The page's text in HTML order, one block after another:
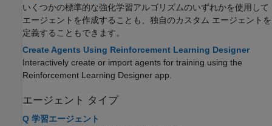
いくつかの標準的な強化学習アルゴリズムのいずれかを使用して
エージェントを作成することも、独自のカスタム エージェントを
定義することもできます。
Create Agents Using Reinforcement Learning Designer
Interactively create or import agents for training using the
Reinforcement Learning Designer app.
エージェント タイプ
Q 学習エージェント